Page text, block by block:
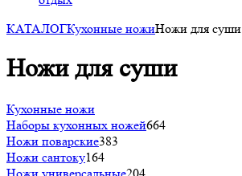
КАТАЛОГКухонные ножиНожи для суши
Ножи для суши
Кухонные ножи
Наборы кухонных ножей664
Ножи поварские383
Ножи сантоку164